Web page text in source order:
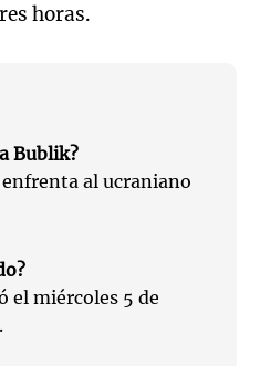
horas.
Bublik?
al ucraniano
el miércoles 5 de